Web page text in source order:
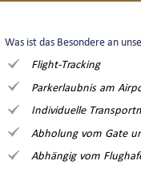
Was ist das Besondere an
Flight-Tracking
Parkerlaubnis am
Individuelle
Abholung vom Gate
Abhängig vom